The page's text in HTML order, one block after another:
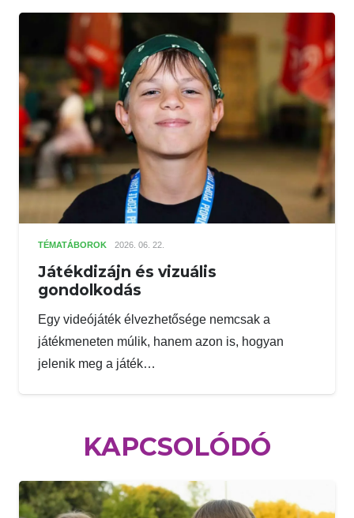
TÉMATÁBOROK 2026. 06. 22.
Játékdizájn és vizuális
gondolkodás
Egy videójáték élvezhetősége nemcsak a
játékmeneten múlik, hanem azon is, hogyan
jelenik meg a játék…
KAPCSOLÓDÓ